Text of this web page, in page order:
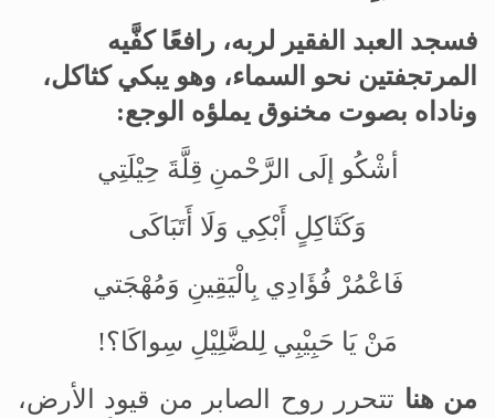
فسجد العبد الفقير لربه، رافعًا كفَّيه
المرتجفتين نحو السماء، وهو يبكي كثاكل،
وناداه بصوت مخنوق يملؤه الوجع:
أشْكُو إلَى الرَّحْمنِ قِلَّةَ حِيْلَتِي
وَكَثَاكِلٍ أَبْكِي وَلَا أَتَبَاكَى
فَاعْمُرْ فُؤَادِي بِالْيَقِينِ وَمُهْجَتي
مَنْ يَا حَبِيْبِي لِلضَّلِيْلِ سِواكَا؟!
من هنا تتحرر روح الصابر من قيود الأرض،